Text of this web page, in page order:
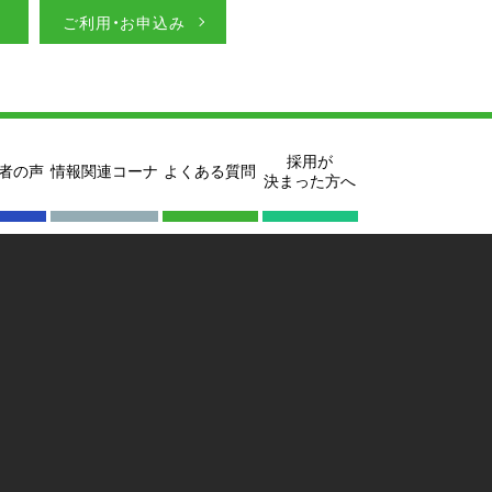
ご利用・お申込み
の声 情報関連コーナ よくある質問
採用が
決まった方へ